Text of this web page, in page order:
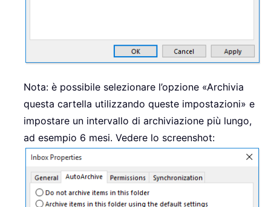
Nota: è possibile selezionare l’opzione «Archivia
questa cartella utilizzando queste impostazioni» e
impostare un intervallo di archiviazione più lungo,
ad esempio 6 mesi. Vedere lo screenshot: